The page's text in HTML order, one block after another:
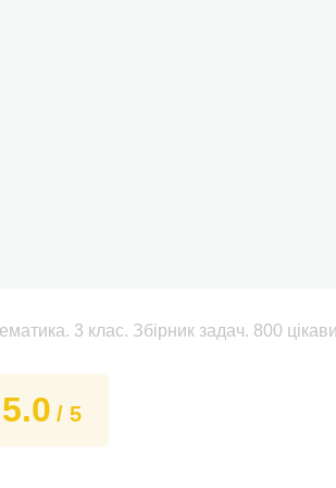
3 клас. Збірник задач. 800
5.0 / 5